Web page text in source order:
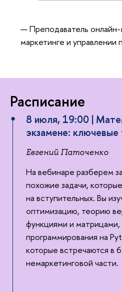
Преподаватель
маркетинге и управлении
Расписание
8 июля, 19:00 |
экзамене: ключевые
Евгений Паточенко
На вебинаре разберем
похожие задачи,
на вступительных. Вы
оптимизацию, теорию
функциями и
программирования на
которые встречаются в
немаркетинговой части.